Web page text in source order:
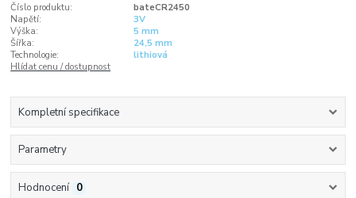
Číslo produktu:
bateCR2450
Napětí:
3V
Výška:
5 mm
Šířka:
24,5 mm
Technologie:
lithiová
Hlídat cenu / dostupnost
Kompletní specifikace
Parametry
Hodnocení 0